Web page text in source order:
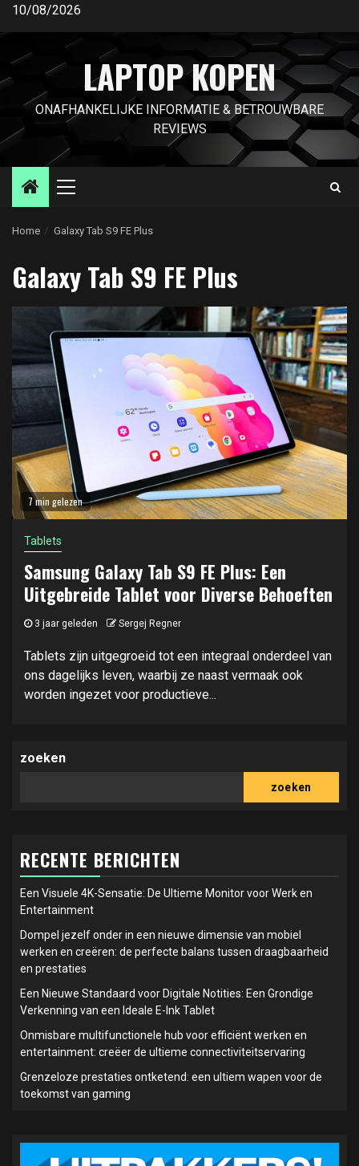
Ga
inhoud
10/08/2026
LAPTOP KOPEN
ONAFHANKELIJKE INFORMATIE & BETROUWBARE
REVIEWS
Primair
Home Galaxy Tab S9 FE Plus
Galaxy Tab S9 FE Plus
7 min gelezen
Tablets
Samsung Galaxy Tab S9 FE Plus: Een
Uitgebreide Tablet voor Diverse Behoeften
3 jaar geleden Sergej Regner
Tablets zijn uitgegroeid tot een integraal onderdeel van
ons dagelijks leven, waarbij ze naast vermaak ook
worden ingezet voor productieve...
zoeken
zoeken
RECENTE BERICHTEN
Een Visuele 4K-Sensatie: De Ultieme Monitor voor Werk en
Entertainment
Dompel jezelf onder in een nieuwe dimensie van mobiel
werken en creëren: de perfecte balans tussen draagbaarheid
en prestaties
Een Nieuwe Standaard voor Digitale Notities: Een Grondige
Verkenning van een Ideale E-Ink Tablet
Onmisbare multifunctionele hub voor efficiënt werken en
entertainment: creëer de ultieme connectiviteitservaring
Grenzeloze prestaties ontketend: een ultiem wapen voor de
toekomst van gaming